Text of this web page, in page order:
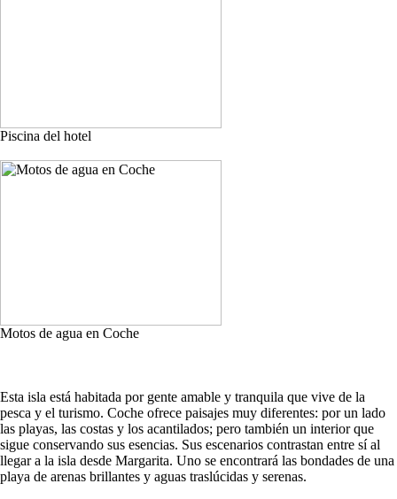
Piscina del hotel
Motos de agua en Coche
Esta isla está habitada por gente amable y tranquila que vive de la
pesca y el turismo. Coche ofrece paisajes muy diferentes: por un lado
las playas, las costas y los acantilados; pero también un interior que
sigue conservando sus esencias. Sus escenarios contrastan entre sí al
llegar a la isla desde Margarita. Uno se encontrará las bondades de una
playa de arenas brillantes y aguas traslúcidas y serenas.